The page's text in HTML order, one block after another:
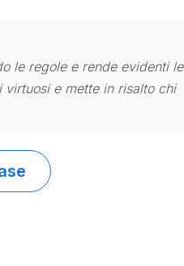
le regole e rende evidenti le
e mette in risalto chi